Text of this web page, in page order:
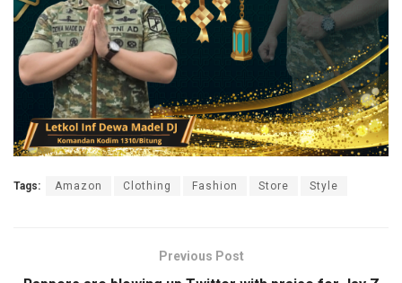
Tags: Amazon Clothing Fashion Store Style
Previous Post